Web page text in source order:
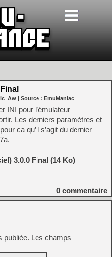
| Source : EmuManiac
INI pour l’émulateur
Les derniers paramètres et
ca qu’il s’agit du dernier
3.0.0 Final (14 Ko)
0 commentaire
publiée. Les champs